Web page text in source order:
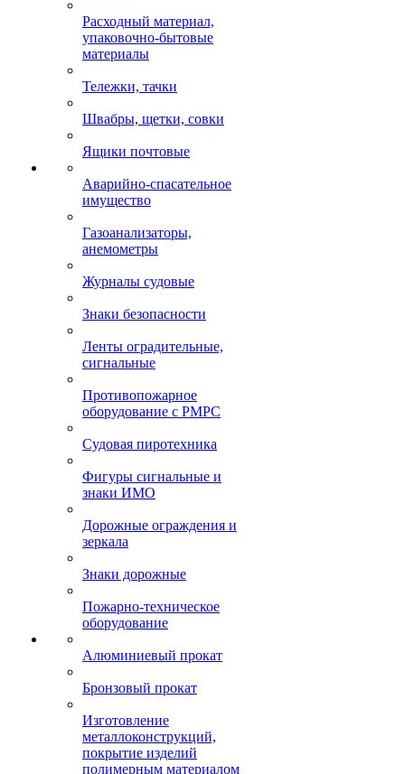
Расходный материал,
упаковочно-бытовые
материалы
Тележки, тачки
Швабры, щетки, совки
Ящики почтовые
Аварийно-спасательное
имущество
Газоанализаторы,
анемометры
Журналы судовые
Знаки безопасности
Ленты оградительные,
сигнальные
Противопожарное
оборудование с РМРС
Судовая пиротехника
Фигуры сигнальные и
знаки ИМО
Дорожные ограждения и
зеркала
Знаки дорожные
Пожарно-техническое
оборудование
Алюминиевый прокат
Бронзовый прокат
Изготовление
металлоконструкций,
покрытие изделий
полимерным материалом